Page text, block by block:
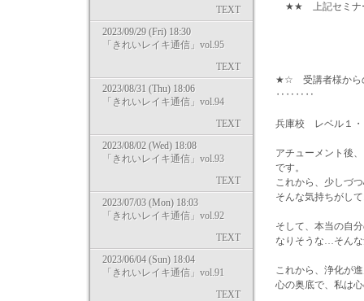
TEXT
2023/09/29 (Fri) 18:30
「きれいレイキ通信」vol.95
TEXT
2023/08/31 (Thu) 18:06
「きれいレイキ通信」vol.94
TEXT
2023/08/02 (Wed) 18:08
「きれいレイキ通信」vol.93
TEXT
2023/07/03 (Mon) 18:03
「きれいレイキ通信」vol.92
TEXT
2023/06/04 (Sun) 18:04
「きれいレイキ通信」vol.91
TEXT
★★ 上記セミナー
★☆ 受講者様
‥‥‥‥
兵庫校 レベル１
アチューメント後
です。
これから、少しづ
そんな気持ちがし
そして、本当の自
なりそうな…そん
これから、浄化が
心の奥底で、私は